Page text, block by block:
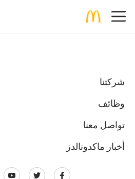
شركتنا
وظائف
تواصل معنا
أخبار ماكدونالدز